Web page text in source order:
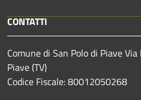
CONTATTI
Comune di San Polo di Piave
Piave (TV)
Codice Fiscale: 80012050268